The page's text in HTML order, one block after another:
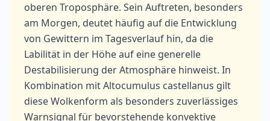
oberen Troposphäre. Sein Auftreten, besonders
am Morgen, deutet häufig auf die Entwicklung
von Gewittern im Tagesverlauf hin, da die
Labilität in der Höhe auf eine generelle
Destabilisierung der Atmosphäre hinweist. In
Kombination mit Altocumulus castellanus gilt
diese Wolkenform als besonders zuverlässiges
Warnsignal für bevorstehende konvektive